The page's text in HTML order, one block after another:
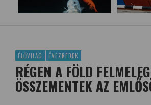
ÉLŐVILÁG ÉVEZREDEK
RÉGEN A FÖLD
ÖSSZEMENTEK AZ